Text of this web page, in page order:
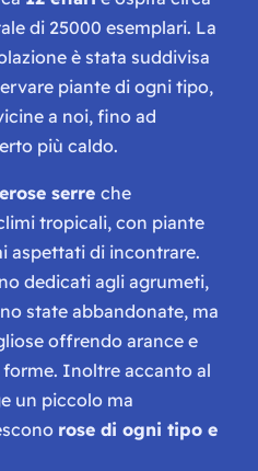
di 25000 esemplari. La
è stata suddivisa
piante di ogni tipo,
a noi, fino ad
più caldo.
serre che
tropicali, con piante
aspettati di incontrare.
dedicati agli agrumeti,
state abbandonate, ma
offrendo arance e
Inoltre accanto al
un piccolo ma
rose di ogni tipo e